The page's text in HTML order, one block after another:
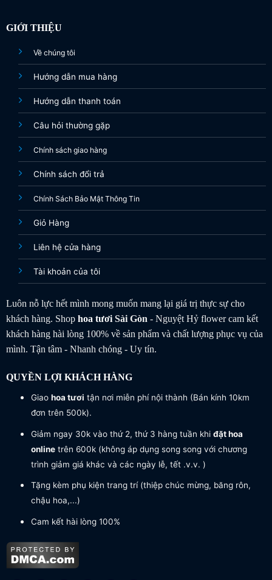
GIỚI THIỆU
Về chúng tôi
Hướng dẫn mua hàng
Hướng dẫn thanh toán
Câu hỏi thường gặp
Chính sách giao hàng
Chính sách đổi trả
Chính Sách Bảo Mật Thông Tin
Giỏ Hàng
Liên hệ cửa hàng
Tài khoản của tôi
Luôn nỗ lực hết mình mong muốn mang lại giá trị thực sự cho
khách hàng. Shop hoa tươiSài Gòn - Nguyệt Hỷ flower cam kết
khách hàng hài lòng 100% về sản phẩm và chất lượng phục vụ của
mình. Tận tâm - Nhanh chóng - Uy tín.
QUYỀN LỢI KHÁCH HÀNG
Giao hoa tươi tận nơi miễn phí nội thành (Bán kính 10km
đơn trên 500k).
Giảm ngay 30k vào thứ 2, thứ 3 hàng tuần khi đặt hoa
onlinetrên 600k (không áp dụng song song với chương
trình giảm giá khác và các ngày lễ, tết .v.v. )
Tặng kèm phụ kiện trang trí (thiệp chúc mừng, băng rôn,
chậu hoa,...)
Cam kết hài lòng 100%